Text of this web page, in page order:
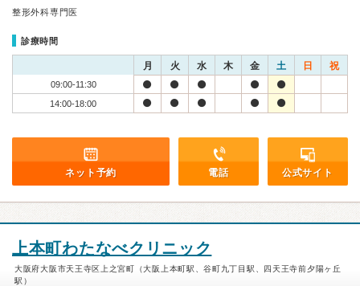
整形外科専門医
診療時間
月 火 水 木 金 土 日 祝
09:00-11:30
14:00-18:00
ネット予約 電話 公式サイト
上本町わたなべクリニック
大阪府大阪市天王寺区上之宮町（大阪上本町駅、谷町九丁目駅、四天王寺前夕陽ヶ丘
駅）